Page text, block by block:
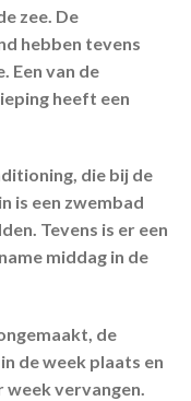
zee. De
hebben tevens
Een van de
heeft een
die bij de
is een zwembad
Tevens is er een
middag in de
de
de week plaats en
vervangen.